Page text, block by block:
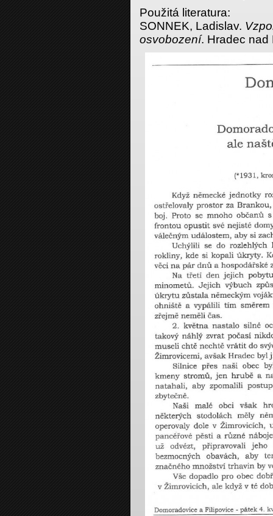
Použitá literatura:
SONNEK, Ladislav.
osvobození. Hradec nad